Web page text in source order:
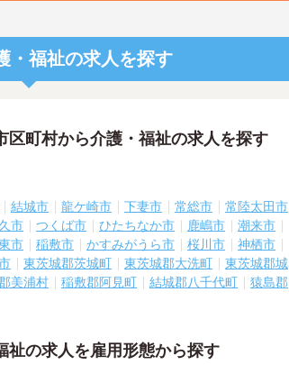
・福祉の求人を探す
区町村から介護・福祉の求人を探す
結城市 龍ケ崎市 下妻市 常総市
常陸太田市
市 つくば市 ひたちなか市 鹿嶋市
潮来市
市 稲敷市 かすみがうら市 桜川市
神栖市
東茨城郡茨城町 東茨城郡大洗町
東茨城郡城
美浦村 稲敷郡阿見町 結城郡八千代町
猿島郡
祉の求人を雇用形態から探す